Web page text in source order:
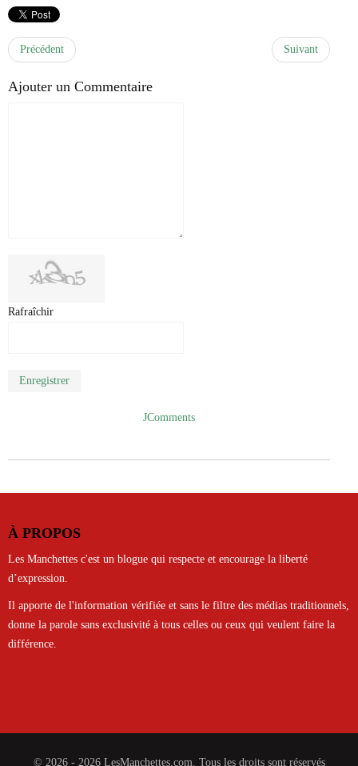
Précédent Suivant
Ajouter un Commentaire
Rafraîchir
Enregistrer
JComments
À PROPOS
Les Manchettes c'est un blogue qui respecte et encourage la liberté
d’expression.
Il apporte de l'information vérifiée et sans le filtre des médias traditionnels,
donne la parole sans exclusivité à tous celles ou ceux qui veulent faire la
différence.
© 2026 - 2026 LesManchettes.com. Tous les droits sont réservés